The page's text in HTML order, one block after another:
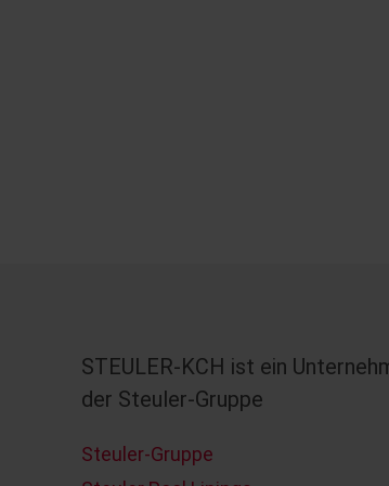
STEULER-KCH ist ein
der Steuler-Gruppe
Steuler-Gruppe